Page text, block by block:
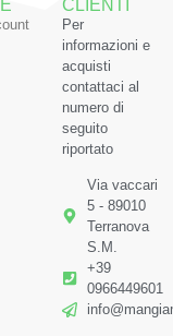
CLIENTI
Per
informazioni e
acquisti
contattaci al
numero di
seguito
riportato
Via vaccari
5 - 89010
Terranova
S.M.
+39
0966449601